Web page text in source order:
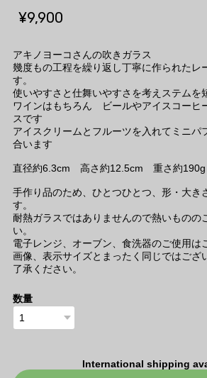
¥9,900
アキノヨーコさんの吹きガラス
幾度もの工程を繰り返し丁寧に作られたレ
す。
使いやすさと仕舞いやすさを考えステムを
ワインはもちろん ビールやアイスコーヒ
スです
アイスクリームとフルーツを入れてミニパ
合います
直径約6.3cm 高さ約12.5cm 重さ約
手作り品のため、ひとつひとつ、形・大き
す。
耐熱ガラスではありませんので熱いものの
い。
電子レンジ、オーブン、食洗器のご使用は
画像、表示サイズとまったく同じではござ
了承ください。
数量
International shipping